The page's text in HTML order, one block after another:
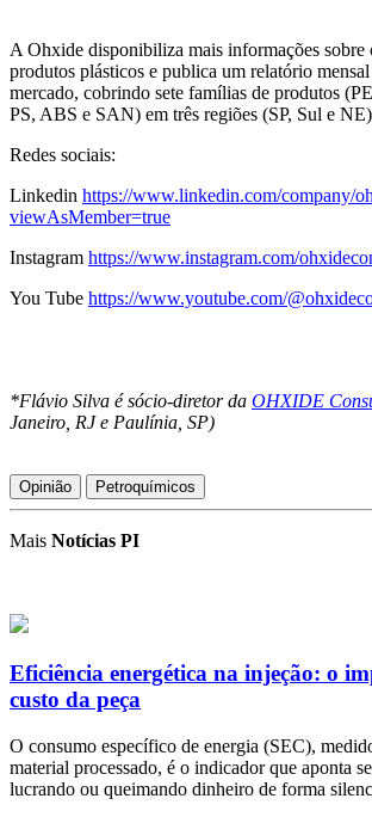
AOhxide disponibiliza mais informações sobre
produtos plásticos e publica um relatório
mercado, cobrindo sete famílias de produtos
PS, ABS e SAN) em três regiões (SP, Sul e
Redes sociais:
Linkedin https://www.linkedin.com/company/
viewAsMember=true
Instagram https://www.instagram.com/
You Tube https://www.youtube.com/
*Flávio Silva é sócio-diretor da OHXIDE
Janeiro, RJ e Paulínia, SP)
Opinião Petroquímicos
Mais Notícias PI
Eficiência energética na injeção: o
custo da peça
O consumo específico de energia (SEC),
material processado, é o indicador que aponta
lucrando ou queimando dinheiro de forma